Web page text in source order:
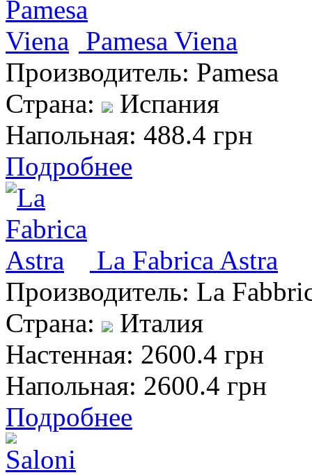
Pamesa Viena
Производитель: Pamesa
Страна:
Испания
Напольная: 488.4 грн
Подробнее
La Fabrica Astra
Производитель: La
Страна:
Италия
Настенная: 2600.4 грн
Напольная: 2600.4 грн
Подробнее